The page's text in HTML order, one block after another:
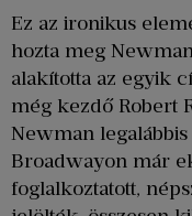
Ez az ironikus
hozta meg
alakította az egyik
még kezdő Robert
Newman
Broadwayon már
foglalkoztatott,